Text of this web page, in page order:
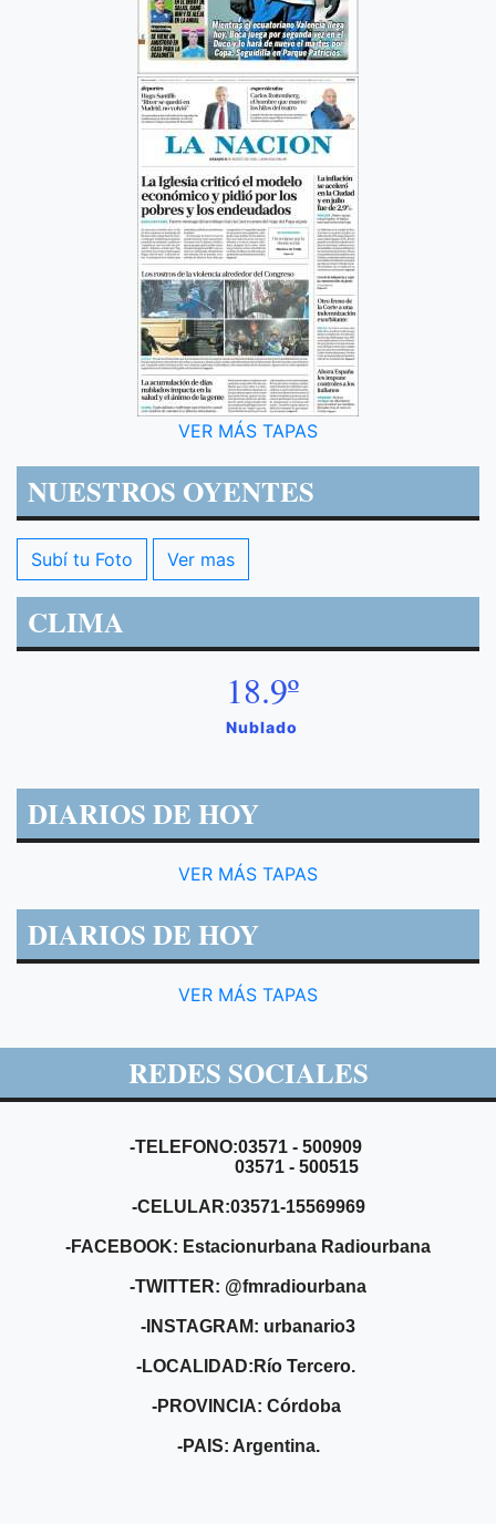
VER MÁS TAPAS
NUESTROS OYENTES
Subí tu Foto Ver mas
CLIMA
18.9º
Nublado
DIARIOS DE HOY
VER MÁS TAPAS
DIARIOS DE HOY
VER MÁS TAPAS
REDES SOCIALES
-TELEFONO:03571 - 500909
03571 - 500515
-CELULAR:03571-15569969
-FACEBOOK: Estacionurbana Radiourbana
-TWITTER: @fmradiourbana
-INSTAGRAM: urbanario3
-LOCALIDAD:Río Tercero.
-PROVINCIA: Córdoba
-PAIS: Argentina.